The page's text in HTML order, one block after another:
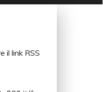
il link RSS